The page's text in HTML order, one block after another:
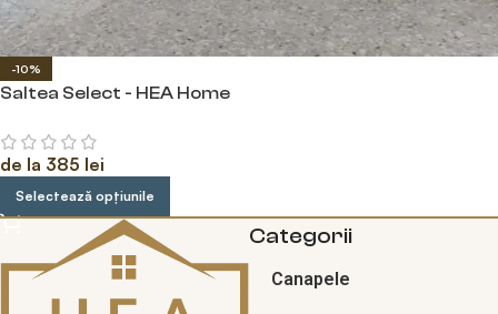
-10%
Saltea Select - HEA Home
de la 385 lei
Selectează opțiunile
Categorii
Canapele